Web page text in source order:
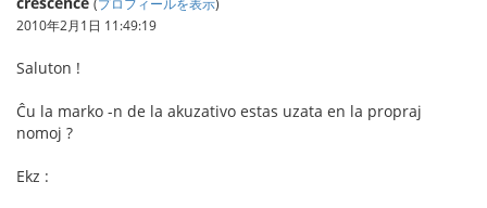
2010年2月1日 11:49:19
Saluton !
Ĉu la marko -n de la akuzativo estas uzata en la propraj
nomoj ?
Ekz :